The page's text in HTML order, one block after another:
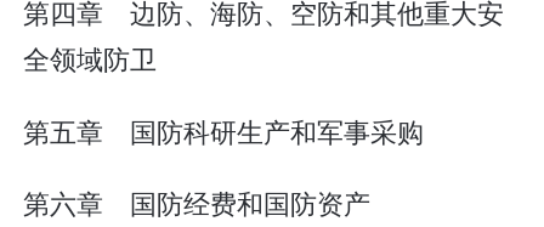
第四章 边防、海防、空防和其他重大安
全领域防卫
第五章 国防科研生产和军事采购
第六章 国防经费和国防资产